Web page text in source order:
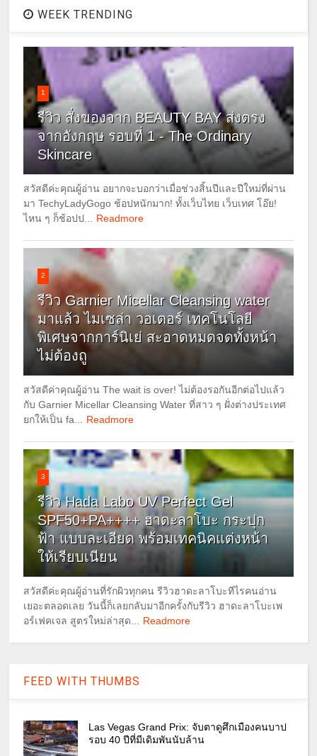
WEEK TRENDING
1
รีวิว สั่งของจาก BEAUTY BAY ส่งตรง
จากอังกฤษ รอบที่ 1 - The Ordinary
Skincare
สวัสดีค่ะคุณผู้อ่าน อยากจะบอกว่าเมื่อช่วงสิ้นปีและปีใหม่ที่ผ่าน
มา TechyLadyGogo ช้อปหนักมาก! ทั้งเว็บไทย เว็บเทศ โอ๊ย!
ไหน ๆ ก็ช้อปป...
Readmore
2
รีวิว Garnier Micellar Cleansing water
มาแล้ว ไมเซล่า วอเตอร์ เทคโนโลยี
พิเศษจากการ์นิเย่ สะอาดหมดจดทั้งหน้า
ไม่ต้องถู
สวัสดีค่าคุณผู้อ่าน The wait is over! ไม่ต้องรอกันอีกต่อไปแล้ว
กับ Garnier Micellar Cleansing Water ที่สาว ๆ ฝั่งต่างประเทศ
ยกให้เป็น fa...
Readmore
3
รีวิว Hada Labo UV Perfect Gel
SPF50+PA++++ ฮาดะลาโบะ กระปุก
ฟ้า แบบละเอียด พร้อมเทคนิคแต่งหน้า
ให้เรียบเนียน
สวัสดีค่ะคุณผู้อ่านที่รักผิวทุกคน รีวิวฮาดะลาโบะทีไรคนอ่าน
เยอะตลอดเลย วันนี้ก็เลยกลับมาอีกครั้งกับรีวิว ฮาดะลาโบะเพ
อร์เฟคเจล สูตรใหม่ล่าสุด...
Readmore
FEED WITH THUMBS
Las Vegas Grand Prix: จับตาดูศึกเมืองคนบาป
รอบ 40 ปีที่มีเดิมพันนับล้าน